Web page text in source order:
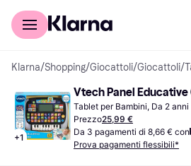
Per il tuo shopping
Klarna/Shopping/Giocattoli/Giocattoli/
+1
Vtech Panel Educative
Tablet per Bambini, Da 2 anni
Prezzo25,99 €
Da 3 pagamenti di 8,66 € con
Prova pagamenti flessibili*